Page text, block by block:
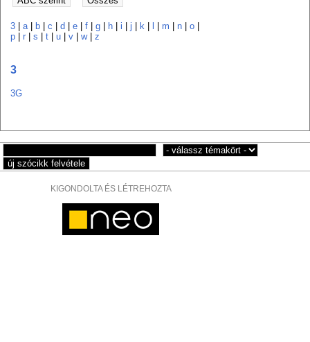
3 |a| b |c |d |e |f |g h |i |j k |m |n |o
p |r |s |t |u |v |w|z
3
3G
KIGONDOLTA ÉS LÉTREHOZTA